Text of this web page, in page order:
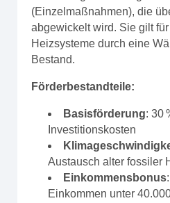
(Einzelmaßnahmen), die
abgewickelt wird. Sie gilt
Heizsysteme durch eine
Bestand.
Förderbestandteile:
Basisförderung: 30
Investitionskosten
Austausch alter fossiler
Einkommensbonus
Einkommen unter